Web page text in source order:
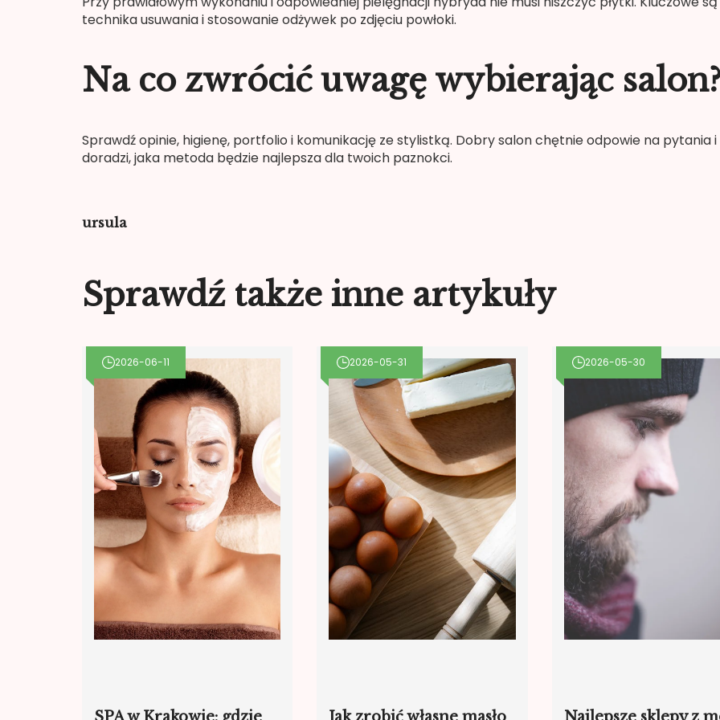
technika usuwania i stosowanie odżywek po zdjęciu powłoki.
Na co zwrócić uwagę wybierając salon?
Sprawdź opinie, higienę, portfolio i komunikację ze stylistką. Dobry salon chętnie odpowie na pytania i
doradzi, jaka metoda będzie najlepsza dla twoich paznokci.
ursula
Sprawdź także inne artykuły
2026-06-11 2026-05-31 2026-05-30